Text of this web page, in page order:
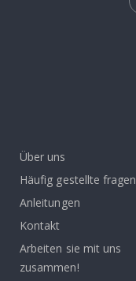
Über uns
Häufig gestellte fragen
Anleitungen
Kontakt
Arbeiten sie mit uns
zusammen!